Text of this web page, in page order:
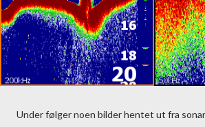
Under følger noen bilder hentet ut fra